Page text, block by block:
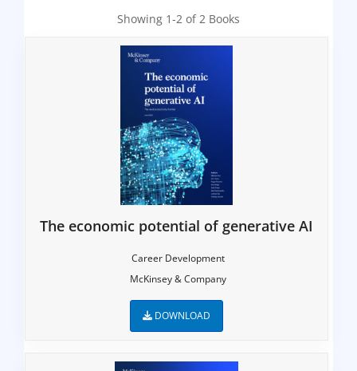
Showing 1-2 of 2 Books
The economic potential of generative AI
Career Development
McKinsey & Company
DOWNLOAD